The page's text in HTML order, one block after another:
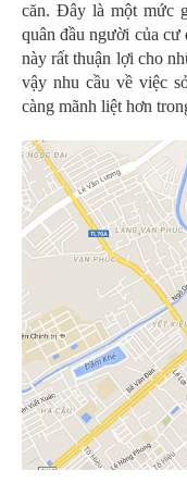
căn. Đây là một mức
quân đầu người của
này rất thuận lợi cho
vậy nhu cầu về việc
càng mãnh liệt hơn